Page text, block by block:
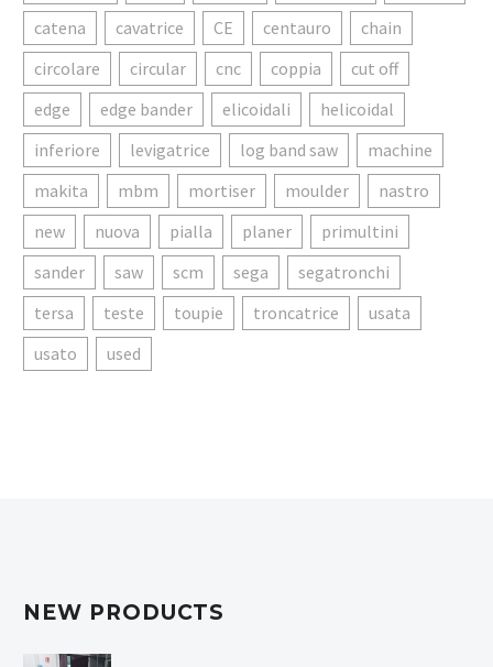
catena
cavatrice CE centauro
chain
circolare
circular cnc coppia
cut off
edge
edge bander elicoidali
helicoidal
inferiore
levigatrice log band saw
machine
makita
mbm mortiser moulder
nastro
new
nuova pialla planer
primultini
sander
saw scm sega
segatronchi
tersa
teste toupie troncatrice
usata
usato
used
NEW PRODUCTS